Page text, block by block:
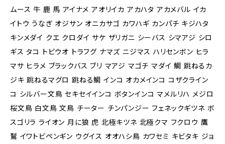
ムース 牛 鹿 馬 アイナメ アオリイカ アカハタ アカメバル イカ
イトウ うなぎ オジサン オニカサゴ カワハギ カンパチ キジハタ
キンメダイ クエ クロダイ サケ ザリガニ シーバス シマアジ シロ
ギス タコ トビウオ トラフグ ナマズ ニジマス ハリセンボン ヒラ
マサ ヒラメ ブラックバス ブリ マアジ マゴチ マダイ 鯛 跳ねるカ
ジキ 跳ねるマグロ 跳ねる鯛 インコ オカメインコ コザクライン
コ シルバー文鳥 セキセイインコ ボタンインコ マメルリハ メジロ
桜文鳥 白文鳥 文鳥 チーター チンパンジー フェネックギツネ ボ
スゴリラ ライオン 月に狼 虎 北極キツネ 北極クマ フクロウ 鷹
鷲 イワトビペンギン ウグイス オオハシ鳥 カワセミ キビタキ ジョ